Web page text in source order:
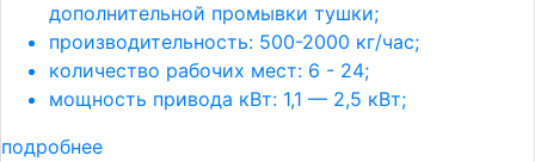
дополнительной промывки тушки;
производительность: 500-2000 кг/час;
количество рабочих мест: 6 - 24;
мощность привода кВт: 1,1 — 2,5 кВт;
подробнее